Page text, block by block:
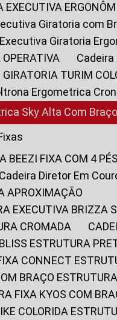
EXECUTIVA
Giratoria com
Executiva Giratoria
OPERATIVA
GIRATORIA TURIM
Ergometrica
Sky Alta Com Braço
Fixas
BEEZI FIXA COM 4
Cadeira Diretor Em
APROXIMAÇÃO
EXECUTIVA BRIZZA
CROMADA
BLISS ESTRUTURA
CONNECT
BRAÇO
FIXA KYOS COM
COLORIDA